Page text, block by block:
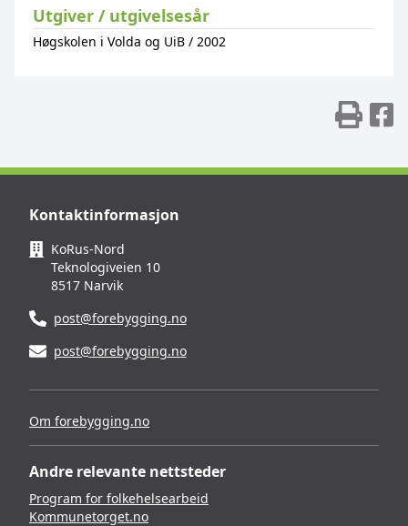
Utgiver / utgivelsesår
Høgskolen i Volda og UiB / 2002
Kontaktinformasjon
KoRus-Nord
Teknologiveien 10
8517 Narvik
post@forebygging.no
post@forebygging.no
Om forebygging.no
Andre relevante nettsteder
Program for folkehelsearbeid
Kommunetorget.no